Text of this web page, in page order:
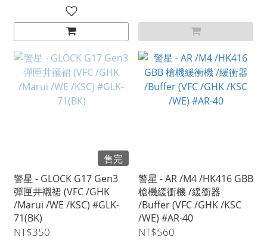
售完
警星 - GLOCK G17 Gen3
彈匣井襯裙 (VFC /GHK
/Marui /WE /KSC) #GLK-
71(BK)
NT$350
警星 - AR /M4 /HK416 GBB
槍機緩衝機 /緩衝器
/Buffer (VFC /GHK /KSC
/WE) #AR-40
NT$560